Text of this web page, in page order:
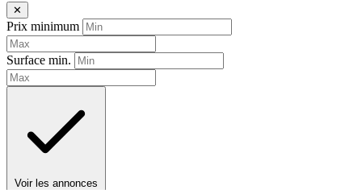
✕
Prix minimum
Surface min.
Voir les annonces